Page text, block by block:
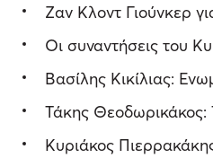
Ζαν Κλοντ Γιούνκερ
Οι συναντήσεις του
Βασίλης Κικίλιας:
Τάκης Θεοδωρικάκος:
Κυριάκος